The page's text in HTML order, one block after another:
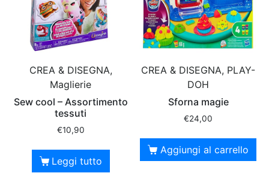
CREA & DISEGNA,
Maglierie
Sew cool – Assortimento
tessuti
€10,90
Leggi tutto
CREA & DISEGNA, PLAY-
DOH
Sforna magie
€24,00
Aggiungi al carrello